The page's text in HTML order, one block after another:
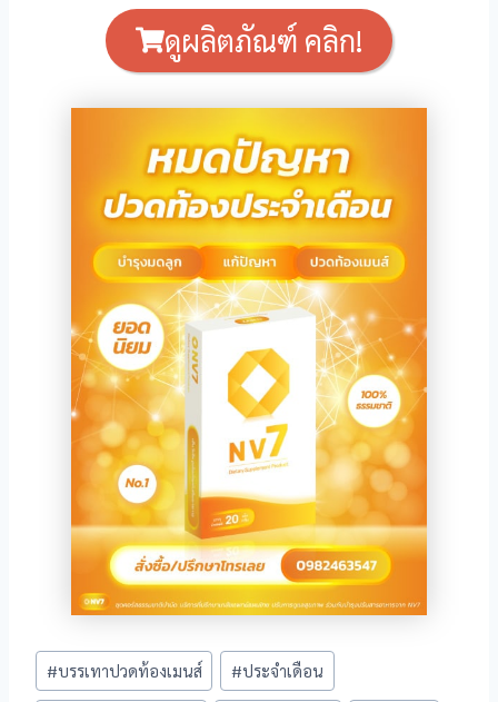
ดูผลิตภัณฑ์ คลิก!
Post
Tags:
#บรรเทาปวดท้องเมนส์ #ประจำเดือน